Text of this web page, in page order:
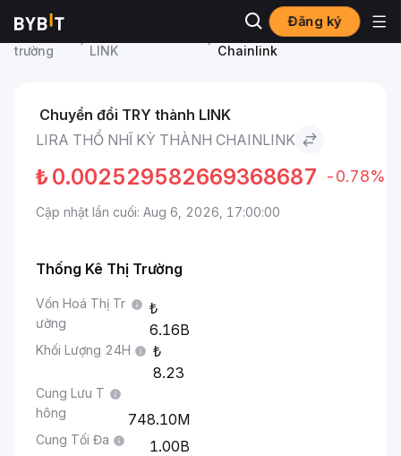
Đăng ký
Thị
trường
LINK
Lira Thổ Nhĩ Kỳ to
Chainlink
Chuyển đổi TRY thành LINK
LIRA THỔ NHĨ KỲ THÀNH CHAINLINK
₺ 0.002529582669368687 -0.78%
Cập nhật lần cuối: Aug 6, 2026, 17:00:00
Thống Kê Thị Trường
Vốn Hoá Thị Tr
ường
6.16B
Khối Lượng 24H
8.23
Cung Lưu T
hông
748.10M
Cung Tối Đa 1.00B